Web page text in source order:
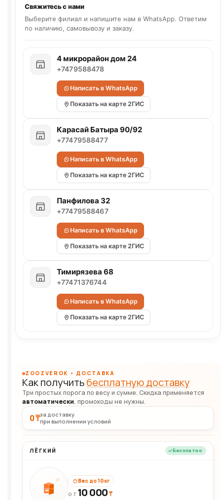
Свяжитесь с нами
Выберите филиал и напишите нам в WhatsApp. Ответим
по наличию, самовывозу и заказу.
4 микрорайон дом 24
+7479588478
Написать в WhatsApp
Показать на карте 2ГИС
Карасай Батыра 90/92
+77479588477
Написать в WhatsApp
Показать на карте 2ГИС
Панфилова 32
+77479588467
Написать в WhatsApp
Показать на карте 2ГИС
Тимирязева 68
+77471376744
Написать в WhatsApp
Показать на карте 2ГИС
ZOOZVEROK • ДОСТАВКА
Как получитьбесплатную доставку
Три простых порога по весу и сумме. Скидка применяется
автоматически, промокоды не нужны.
0 ₸за доставку
при выполнении условий
ЛЁГКИЙ Бесплатно
10кг
Вес до 10 кг
ОТ 10 000₸